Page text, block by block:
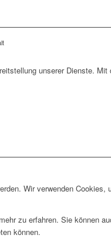
unserer Dienste.
Wir verwenden
zu erfahren. Sie können
können.